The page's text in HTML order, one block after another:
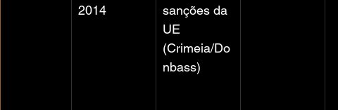
2014
sanções da
UE
(Crimeia/Do
nbass)